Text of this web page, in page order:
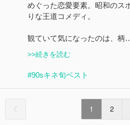
めぐった恋愛要素。昭和のス
りな王道コメディ。
観ていて気になったのは、柄
>>続きを読む
#90sキネ旬ベスト
1 2